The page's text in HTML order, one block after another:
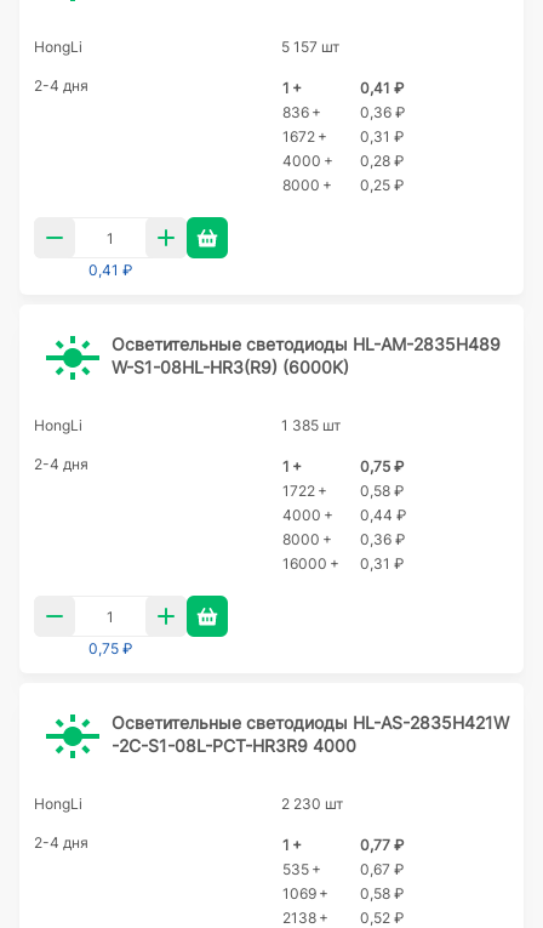
HongLi 5 157 шт
2-4 дня 1 +
0,41 ₽
836 +
0,36 ₽
1672 +
0,31 ₽
4000 +
0,28 ₽
8000 +
0,25 ₽
0,41 ₽
Осветительные светодиоды HL-AM-2835H489
W-S1-08HL-HR3(R9) (6000K)
HongLi 1 385 шт
2-4 дня 1 +
0,75 ₽
1722 +
0,58 ₽
4000 +
0,44 ₽
8000 +
0,36 ₽
16000 +
0,31 ₽
0,75 ₽
Осветительные светодиоды HL-AS-2835H421W
-2C-S1-08L-PCT-HR3R9 4000
HongLi 2 230 шт
2-4 дня 1 +
0,77 ₽
535 +
0,67 ₽
1069 +
0,58 ₽
2138 +
0,52 ₽